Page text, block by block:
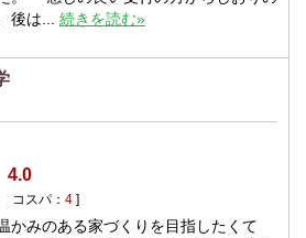
後は... 続きを読む»
4.0
コスパ： 4 ]
かみのある家づくりを目指したくて